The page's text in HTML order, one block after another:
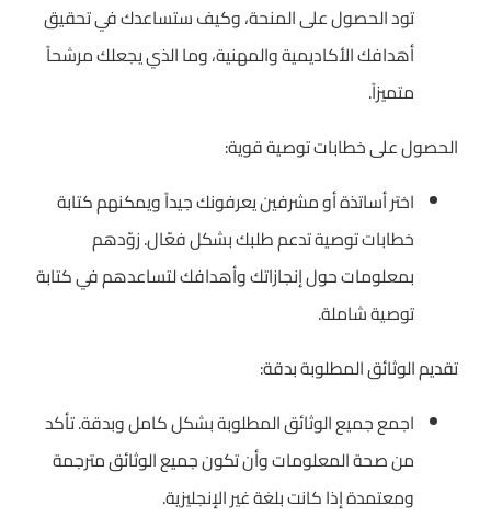
تود الحصول على المنحة، وكيف ستساعدك في تحقيق
أهدافك الأكاديمية والمهنية، وما الذي يجعلك مرشحاً
متميزاً.
الحصول على خطابات توصية قوية:
اختر أساتذة أو مشرفين يعرفونك جيداً ويمكنهم كتابة
خطابات توصية تدعم طلبك بشكل فعّال. زوّدهم
بمعلومات حول إنجازاتك وأهدافك لتساعدهم في كتابة
توصية شاملة.
تقديم الوثائق المطلوبة بدقة:
اجمع جميع الوثائق المطلوبة بشكل كامل وبدقة. تأكد
من صحة المعلومات وأن تكون جميع الوثائق مترجمة
ومعتمدة إذا كانت بلغة غير الإنجليزية.